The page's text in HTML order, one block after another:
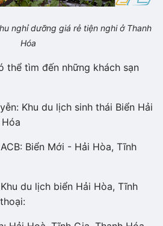
nghỉ dưỡng giá rẻ tiện nghi ở Thanh
Hóa
thể tìm đến những khách sạn
Khu du lịch sinh thái Biển Hải
Biển Mới - Hải Hòa, Tĩnh
du lịch biển Hải Hòa, Tĩnh